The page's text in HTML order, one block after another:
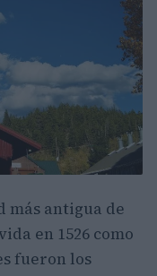
más antigua de
en 1526 como
fueron los